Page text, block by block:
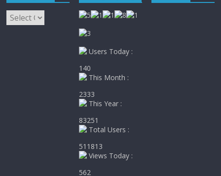
Kategori
Users Today :
140
This Month :
2333
This Year :
83251
Total Users :
511813
Views Today :
562